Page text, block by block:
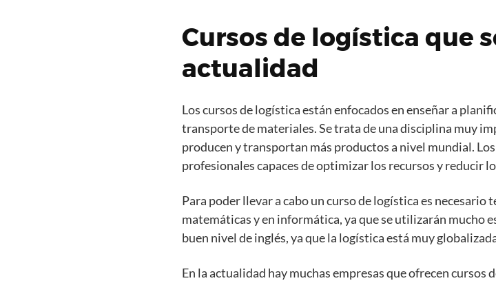
Cursos de logística que
actualidad
Los cursos de logística están enfocados en enseñar a
transporte de materiales. Se trata de una disciplina muy
producen y transportan más productos a nivel mundial.
profesionales capaces de optimizar los recursos y reducir
Para poder llevar a cabo un curso de logística es necesario
matemáticas y en informática, ya que se utilizarán mucho
buen nivel de inglés, ya que la logística está muy
En la actualidad hay muchas empresas que ofrecen